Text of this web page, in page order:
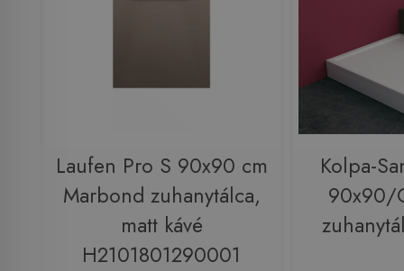
Laufen Pro S 90x90 cm
Marbond zuhanytálca,
matt kávé
H2101801290001
Kolpa-
90x90/